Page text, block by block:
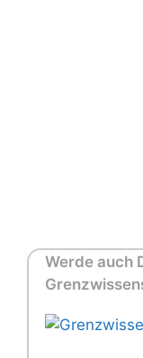
Werde auch